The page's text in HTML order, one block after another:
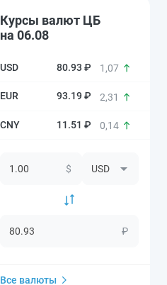
Курсы валют ЦБ
на 06.08
80.93 ₽ 1,07
93.19 ₽ 2,31
11.51 ₽ 0,14
$
₽
Все валюты